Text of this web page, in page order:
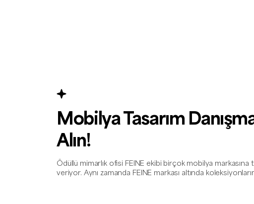
Mobilya Tasarım
Alın!
Ödüllü mimarlık ofisi FEINE ekibi birçok mobilya markasına
veriyor. Aynı zamanda FEINE markası altında